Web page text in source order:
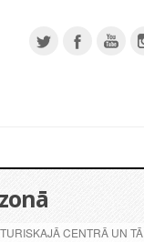
CENTRĀ UN TĀ